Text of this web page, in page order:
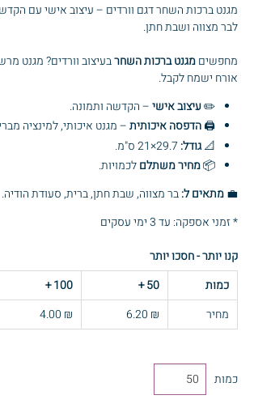
מגנט ברכות השחר דגם וורדים – עיצוב אישי עם
לבר מצווה ושבת חתן.
מחפשיםמגנט ברכות השחרבעיצוב וורדים? מגנט
אורח ישמח לקבל.
✏️עיצוב אישי– הקדשה ותמונה.
🖨️הדפסה איכותית– מגנט איכותי, למינציה
📐גודל:
📦מחיר משתלםלכמויות.
💼מתאים ל:בר מצווה, שבת חתן, ברית, סעודת הודיה.
* זמני אספקה: עד 3 ימי עסקים
קנו יותר - חסכו יותר
כמות
50
+
100
+
מחיר
₪ 6.20
₪ 4.00
כמות